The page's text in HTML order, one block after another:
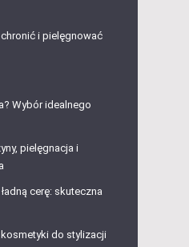
i pielęgnować
Wybór idealnego
pielęgnacja i
cerę: skuteczna
do stylizacji